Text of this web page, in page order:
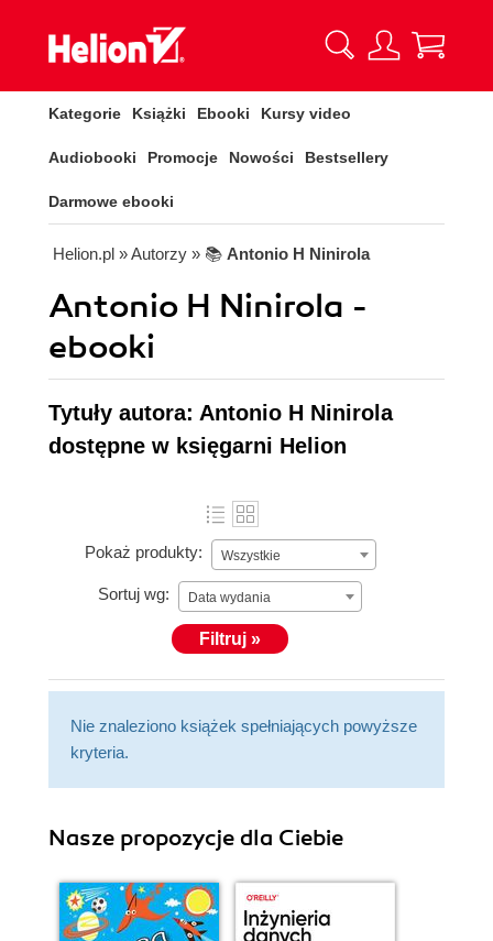
Kategorie Książki Ebooki Kursy video
Audiobooki Promocje Nowości Bestsellery
Darmowe ebooki
Helion.pl » Autorzy » 📚 Antonio H Ninirola
Antonio H Ninirola -
ebooki
Tytuły autora: Antonio H Ninirola
dostępne w księgarni Helion
Pokaż produkty: Wszystkie
Sortuj wg: Data wydania
Filtruj »
Nie znaleziono książek spełniających powyższe
kryteria.
Nasze propozycje dla Ciebie